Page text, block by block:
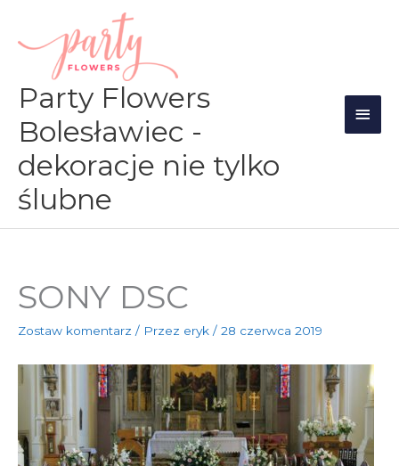
treści
Party Flowers
Bolesławiec -
dekoracje nie tylko
ślubne
SONY DSC
Zostaw komentarz / Przez eryk / 28 czerwca 2019